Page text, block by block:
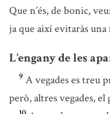
Que n’és, de bonic,
ja que així evitaràs
L’engany de les
9 A vegades es treu
però, altres vegades,